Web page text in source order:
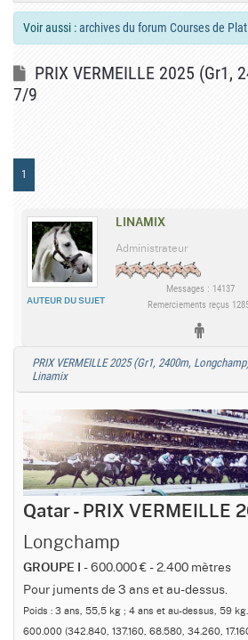
Voir aussi :archives du forum Courses de Plat
PRIX VERMEILLE 2025 (Gr1,
7/9
1
LINAMIX
AUTEUR DU SUJET
Administrateur
Messages : 14137
Remerciements reçus
PRIX VERMEILLE 2025 (Gr1, 2400m,
Linamix
Qatar - PRIX VERMEILLE
Longchamp
GROUPE I
- 600.000 € - 2.400 mètres
Pour juments de 3 ans et au-dessus.
Poids : 3 ans, 55,5 kg ; 4 ans et au-dessus, 59 kg.
600.000 (342.840, 137.160, 68.580, 34.260,